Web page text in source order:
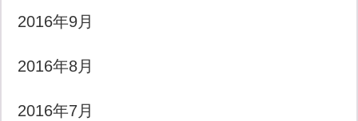
2016年9月
2016年8月
2016年7月